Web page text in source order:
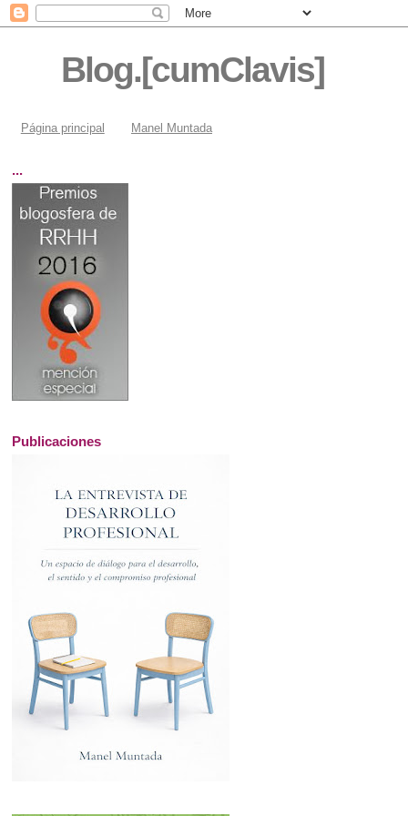
Blog.[cumClavis]
Página principal Manel Muntada
...
Publicaciones